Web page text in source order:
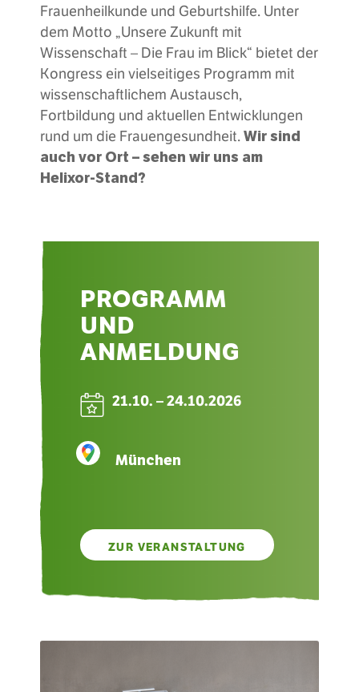
Frauenheilkunde und Geburtshilfe. Unter
dem Motto „Unsere Zukunft mit
Wissenschaft – Die Frau im Blick“ bietet der
Kongress ein vielseitiges Programm mit
wissenschaftlichem Austausch,
Fortbildung und aktuellen Entwicklungen
rund um die Frauengesundheit. Wir sind
auch vor Ort – sehen wir uns am
Helixor-Stand?
PROGRAMM
UND
ANMELDUNG
21.10. – 24.10.2026
München
ZUR VERANSTALTUNG